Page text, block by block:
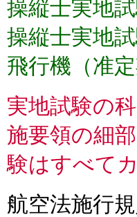
操縦士実地
操縦士実地
飛行機（准
実地試験の
施要領の細
験はすべて
航空法施行